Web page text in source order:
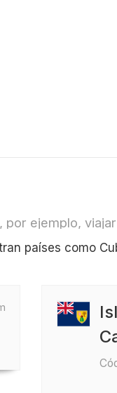
por ejemplo,
países como